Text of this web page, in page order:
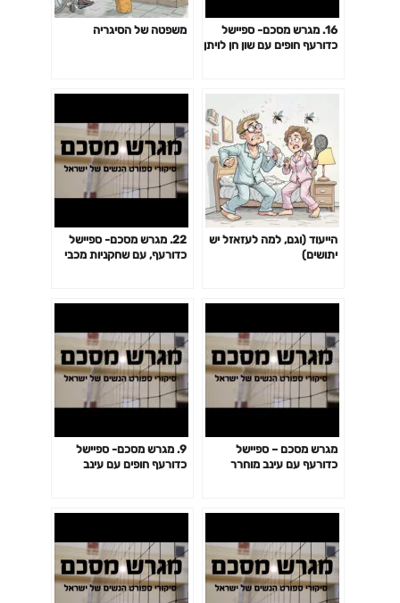
16. מגרש מסכם- ספיישל
כדורעף חופים עם שון חן לויתן
משפטה של הסיגריה
הייעוד (וגם, למה לעזאזל יש
יתושים)
22. מגרש מסכם- ספיישל
כדורעף, עם שחקניות מכבי
מגרש מסכם – ספיישל
כדורעף עם עינב מוחרר
9. מגרש מסכם- ספיישל
כדורעף חופים עם עינב
שחקניות חופים